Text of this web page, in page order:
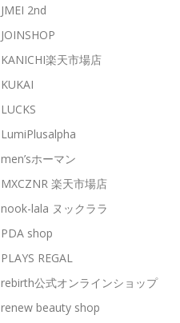
JMEI 2nd
JOINSHOP
KANICHI楽天市場店
KUKAI
LUCKS
LumiPlusalpha
men’sホーマン
MXCZNR 楽天市場店
nook-lala ヌックララ
PDA shop
PLAYS REGAL
rebirth公式オンラインショップ
renew beauty shop